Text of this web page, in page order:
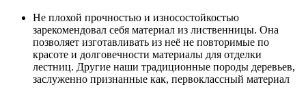
Не плохой прочностью и износостойкостью
зарекомендовал себя материал из лиственницы. Она
позволяет изготавливать из неё не повторимые по
красоте и долговечности материалы для отделки
лестниц. Другие наши традиционные породы деревьев,
заслуженно признанные как, первоклассный материал